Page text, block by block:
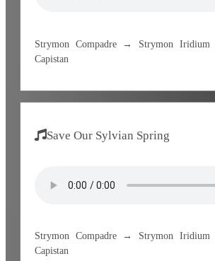
Strymon Compadre → Strymon
Capistan
Save Our Sylvian Spring
Strymon Compadre → Strymon
Capistan